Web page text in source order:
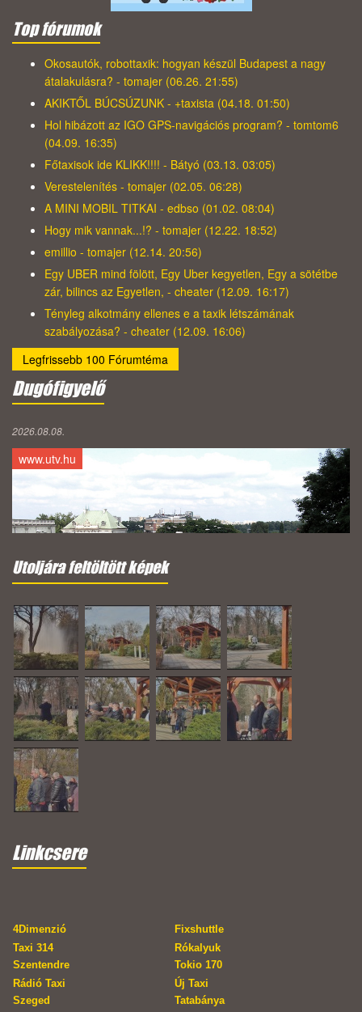
Top fórumok
Okosautók, robottaxik: hogyan készül Budapest a nagy
átalakulásra? - tomajer (06.26. 21:55)
AKIKTŐL BÚCSÚZUNK - +taxista (04.18. 01:50)
Hol hibázott az IGO GPS-navigációs program? - tomtom6
(04.09. 16:35)
Főtaxisok ide KLIKK!!!! - Bátyó (03.13. 03:05)
Verestelenítés - tomajer (02.05. 06:28)
A MINI MOBIL TITKAI - edbso (01.02. 08:04)
Hogy mik vannak...!? - tomajer (12.22. 18:52)
emillio - tomajer (12.14. 20:56)
Egy UBER mind fölött, Egy Uber kegyetlen, Egy a sötétbe
zár, bilincs az Egyetlen, - cheater (12.09. 16:17)
Tényleg alkotmány ellenes e a taxik létszámának
szabályozása? - cheater (12.09. 16:06)
Legfrissebb 100 Fórumtéma
Dugófigyelő
2026.08.08.
www.utv.hu
Utoljára feltöltött képek
Linkcsere
4Dimenzió
Fixshuttle
Taxi 314
Szentendre
Rókalyuk
Tokio 170
Rádió Taxi
Szeged
Új Taxi
Tatabánya